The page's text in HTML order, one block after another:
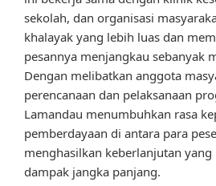
sekolah, dan organisasi
khalayak yang lebih luas dan
pesannya menjangkau sebanyak
Dengan melibatkan anggota
perencanaan dan pelaksanaan
Lamandau menumbuhkan rasa
pemberdayaan di antara para
menghasilkan keberlanjutan yang
dampak jangka panjang.